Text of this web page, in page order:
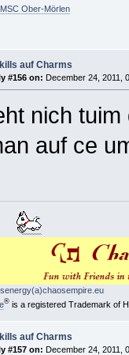
MSC Ober-Mörlen
auf Charms
#156 on: December 24, 2011,
nich
auf ce
®is a registered Trademark of
auf Charms
#157 on: December 24, 2011,